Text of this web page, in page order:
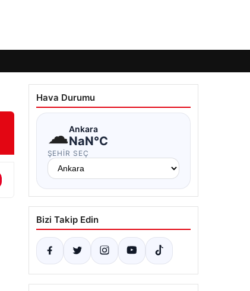
Hava Durumu
☁Ankara
NaN°C
ŞEHIR SEÇ
Bizi Takip Edin